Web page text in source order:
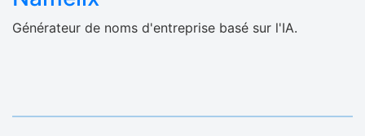
Générateur de noms d'entreprise basé sur l'IA.